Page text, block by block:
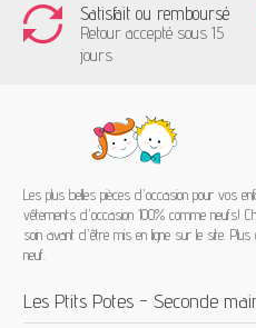
Satisfait ou remboursé
Retour accepté sous 15
jours
Les plus belles pièces d'occasion pour vos
vêtements d'occasion 100% comme neufs!
soin avant d'être mis en ligne sur le site.
neuf.
Les Ptits Potes - Seconde